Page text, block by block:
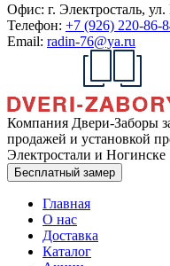
Офис: г. Электросталь,
Телефон: +7 (926) 220-86-
Email: radin-76@ya.ru
Компания Двери-Заборы
продажей и установкой
Электростали и Ногинске
Бесплатный замер
Главная
О нас
Доставка
Каталог